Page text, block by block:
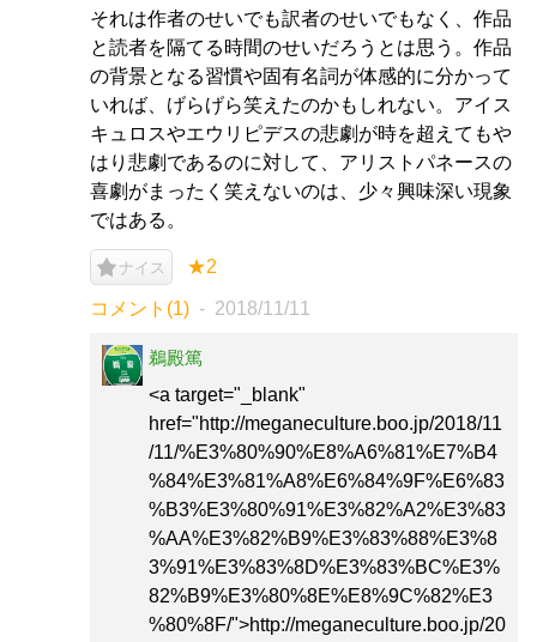
それは作者のせいでも訳者のせいでもなく、作品
と読者を隔てる時間のせいだろうとは思う。作品
の背景となる習慣や固有名詞が体感的に分かって
いれば、げらげら笑えたのかもしれない。アイス
キュロスやエウリピデスの悲劇が時を超えてもや
はり悲劇であるのに対して、アリストパネースの
喜劇がまったく笑えないのは、少々興味深い現象
ではある。
ナイス ★2
コメント(1) 2018/11/11
鵜殿篤
<a target="_blank"
href="http://meganeculture.boo.jp/2018/11
/11/%E3%80%90%E8%A6%81%E7%B4
%84%E3%81%A8%E6%84%9F%E6%83
%B3%E3%80%91%E3%82%A2%E3%83
%AA%E3%82%B9%E3%83%88%E3%8
3%91%E3%83%8D%E3%83%BC%E3%
82%B9%E3%80%8E%E8%9C%82%E3
%80%8F/">http://meganeculture.boo.jp/20